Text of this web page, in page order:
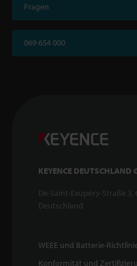
Fragen
069 654 000
KEYENCE DEUTSCHLAND
De-Saint-Exupéry-Straße
Deutschland
WEEE und Batterie-
Konformität und